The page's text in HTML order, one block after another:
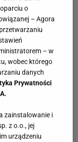
o
– Agora
– w
wobec którego
danych
Prywatności
zainstalowanie i
z o.o., jej
urządzeniu